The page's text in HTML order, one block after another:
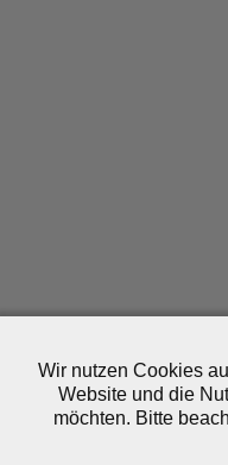
Wir nutzen Cookies
Website und die
möchten. Bitte